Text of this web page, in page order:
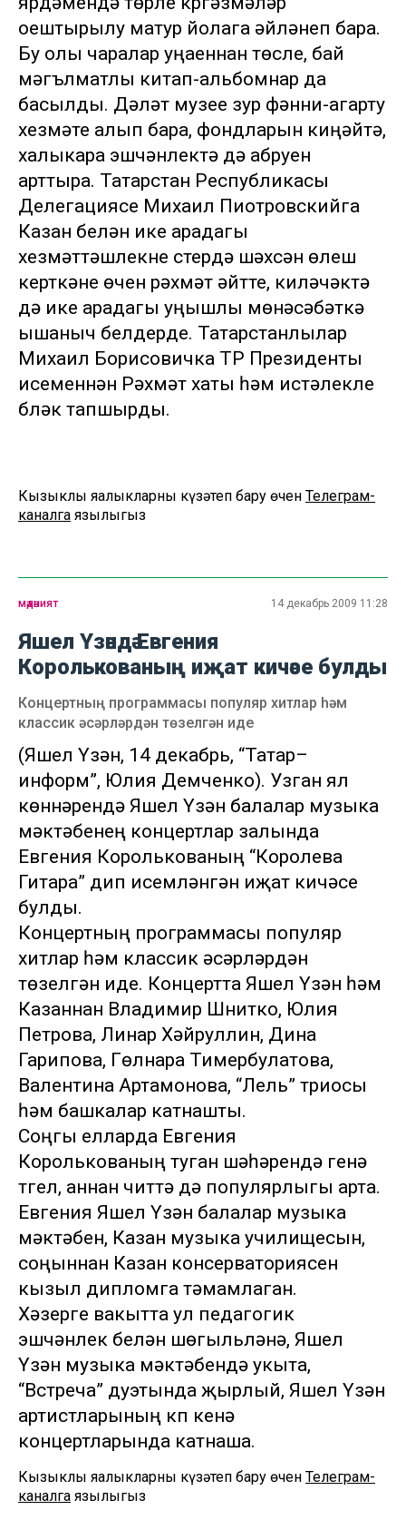
оештырылу матур йолага әйләнеп бара.
Бу олы чаралар уңаеннан төсле, бай
мәгълүматлы китап-альбомнар да
басылды. Дәүләт музее зур фәнни-агарту
хезмәте алып бара, фондларын киңәйтә,
халыкара эшчәнлектә дә абруен
арттыра. Татарстан Республикасы
Делегациясе Михаил Пиотровскийга
Казан белән ике арадагы
хезмәттәшлекне үстерүдә шәхсән өлеш
керткәне өчен рәхмәт әйтте, киләчәктә
дә ике арадагы уңышлы мөнәсәбәткә
ышаныч белдерде. Татарстанлылар
Михаил Борисовичка ТР Президенты
исеменнән Рәхмәт хаты һәм истәлекле
бүләк тапшырды.
Кызыклы яңалыкларны күзәтеп бару өчен Телеграм-
каналга язылыгыз
мәдәният 14 декабрь 2009 11:28
Яшел Үзәндә Евгения
Королькованың иҗат кичәсе булды
Концертның программасы популяр хитлар һәм
классик әсәрләрдән төзелгән иде
(Яшел Үзән, 14 декабрь, “Татар–
информ”, Юлия Демченко). Узган ял
көннәрендә Яшел Үзән балалар музыка
мәктәбенең концертлар залында
Евгения Королькованың “Королева
Гитара” дип исемләнгән иҗат кичәсе
булды.
Концертның программасы популяр
хитлар һәм классик әсәрләрдән
төзелгән иде. Концертта Яшел Үзән һәм
Казаннан Владимир Шнитко, Юлия
Петрова, Линар Хәйруллин, Дина
Гарипова, Гөлнара Тимербулатова,
Валентина Артамонова, “Лель” триосы
һәм башкалар катнашты.
Соңгы елларда Евгения
Королькованың туган шәһәрендә генә
түгел, аннан читтә дә популярлыгы арта.
Евгения Яшел Үзән балалар музыка
мәктәбен, Казан музыка училищесын,
соңыннан Казан консерваториясен
кызыл дипломга тәмамлаган.
Хәзерге вакытта ул педагогик
эшчәнлек белән шөгыльләнә, Яшел
Үзән музыка мәктәбендә укыта,
“Встреча” дуэтында җырлый, Яшел Үзән
артистларының күп кенә
концертларында катнаша.
Кызыклы яңалыкларны күзәтеп бару өчен Телеграм-
каналга язылыгыз